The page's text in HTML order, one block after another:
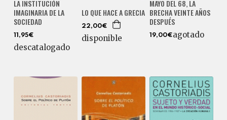
LA INSTITUCIÓN
IMAGINARIA DE LA
SOCIEDAD
11,95€
descatalogado
LO QUE HACE A GRECIA
22,00€
disponible
MAYO DEL 68, LA
BRECHA VEINTE AÑOS
DESPUÉS
19,00€agotado